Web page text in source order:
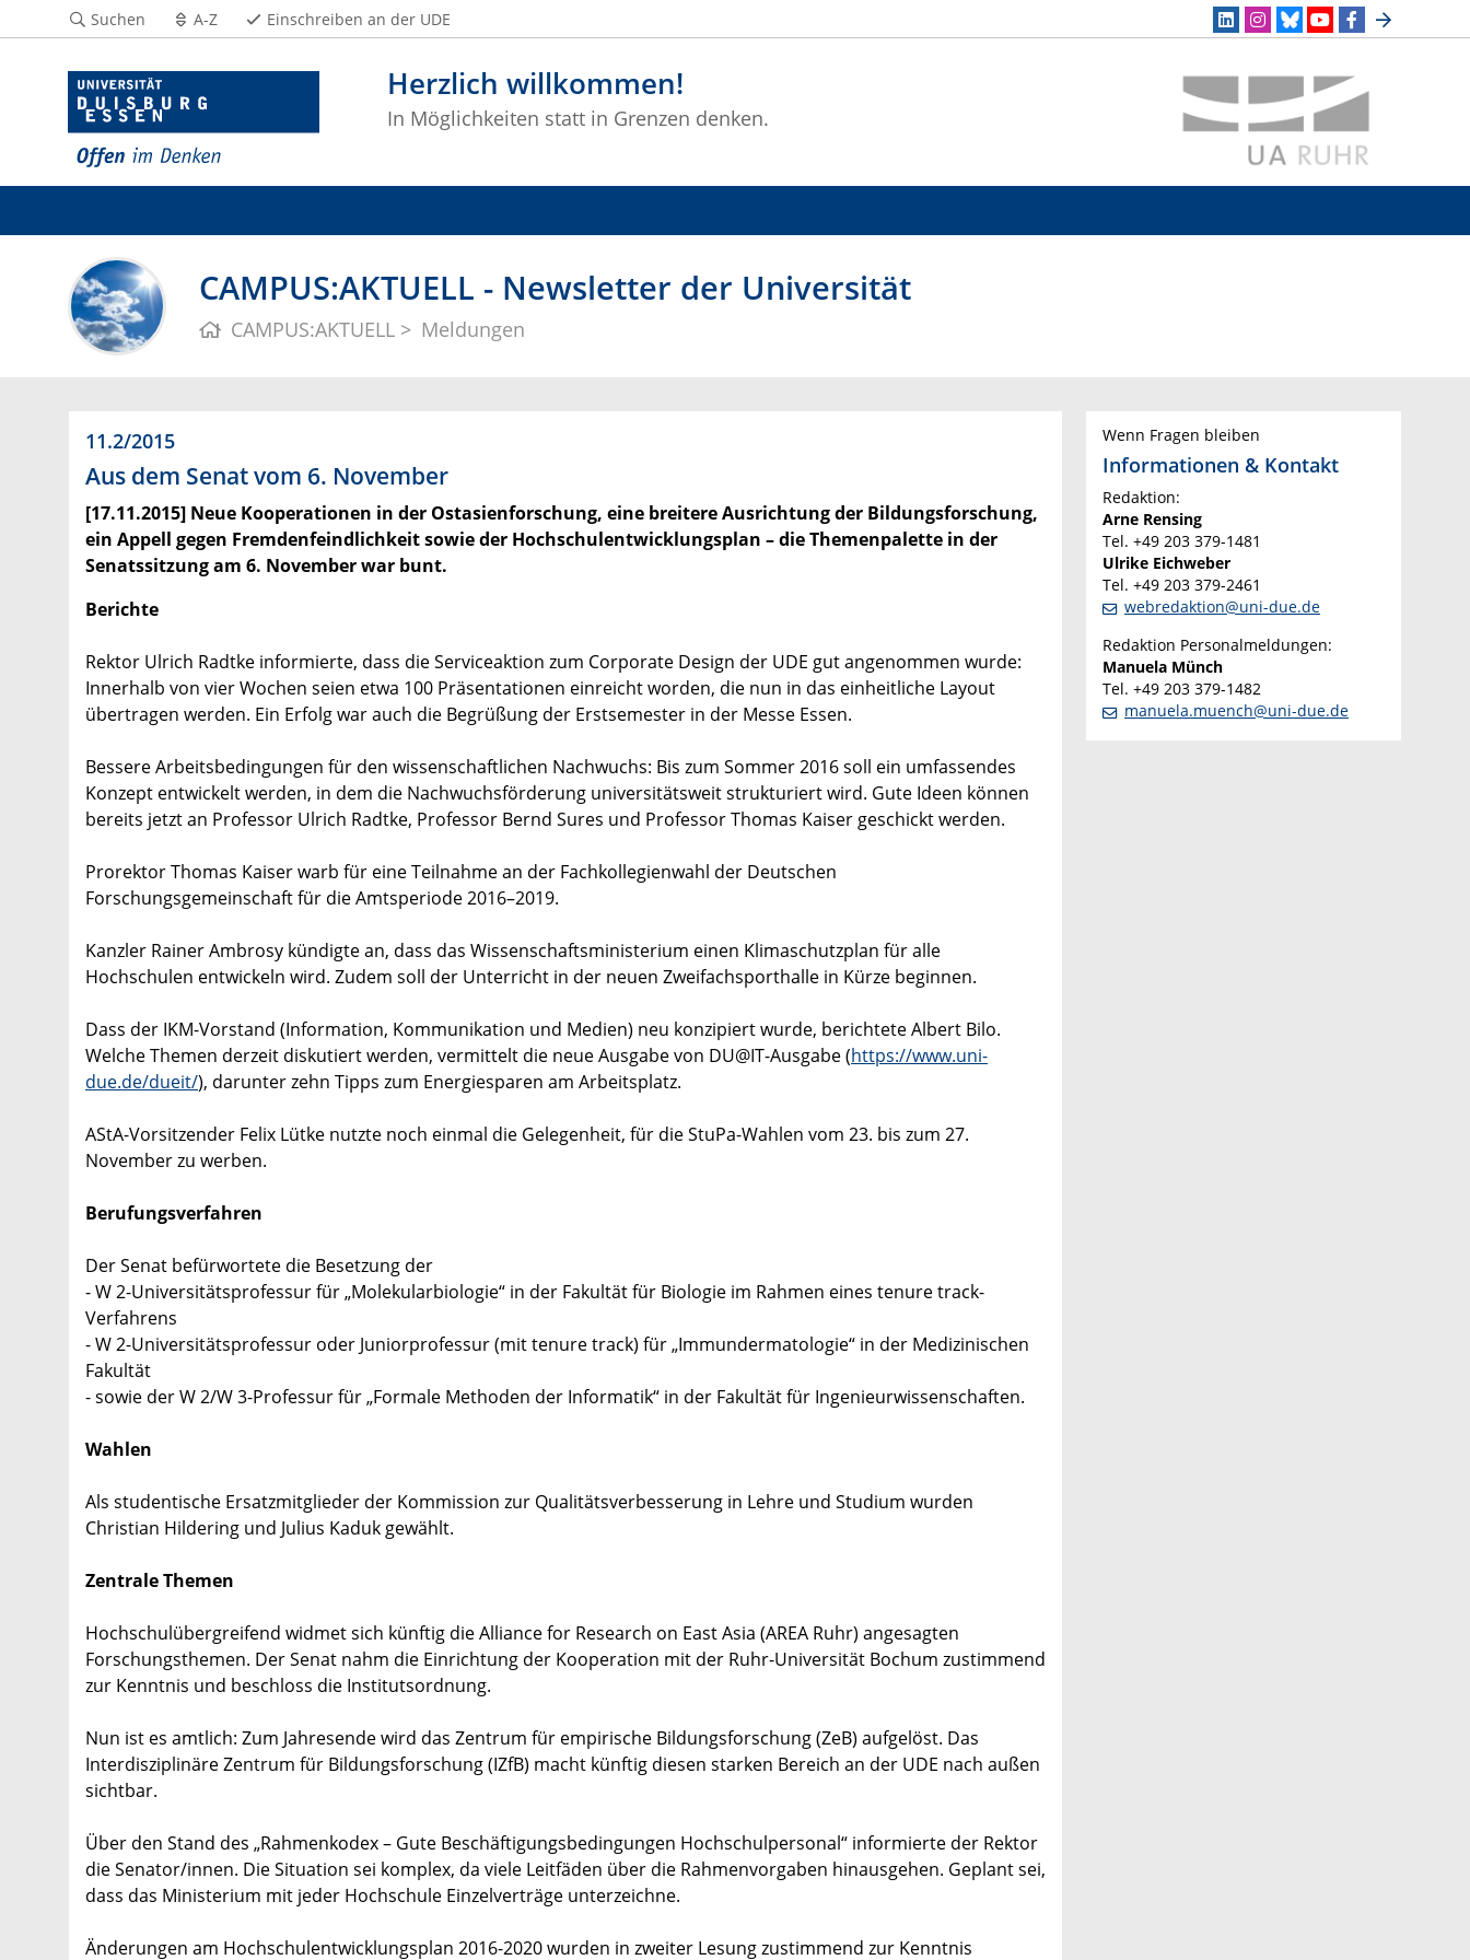
Herzlich willkommen!
In Möglichkeiten statt in Grenzen denken.
Suchen A-Z Einschreiben an der UDE
CAMPUS:AKTUELL - Newsletter der Universität
CAMPUS:AKTUELL Meldungen
11.2/2015
Aus dem Senat vom 6. November
[17.11.2015] Neue Kooperationen in der Ostasienforschung, eine breitere Ausrichtung der Bildungsforschung,
ein Appell gegen Fremdenfeindlichkeit sowie der Hochschulentwicklungsplan – die Themenpalette in der
Senatssitzung am 6. November war bunt.
Berichte
Rektor Ulrich Radtke informierte, dass die Serviceaktion zum Corporate Design der UDE gut angenommen wurde:
Innerhalb von vier Wochen seien etwa 100 Präsentationen einreicht worden, die nun in das einheitliche Layout
übertragen werden. Ein Erfolg war auch die Begrüßung der Erstsemester in der Messe Essen.
Bessere Arbeitsbedingungen für den wissenschaftlichen Nachwuchs: Bis zum Sommer 2016 soll ein umfassendes
Konzept entwickelt werden, in dem die Nachwuchsförderung universitätsweit strukturiert wird. Gute Ideen können
bereits jetzt an Professor Ulrich Radtke, Professor Bernd Sures und Professor Thomas Kaiser geschickt werden.
Prorektor Thomas Kaiser warb für eine Teilnahme an der Fachkollegienwahl der Deutschen
Forschungsgemeinschaft für die Amtsperiode 2016–2019.
Kanzler Rainer Ambrosy kündigte an, dass das Wissenschaftsministerium einen Klimaschutzplan für alle
Hochschulen entwickeln wird. Zudem soll der Unterricht in der neuen Zweifachsporthalle in Kürze beginnen.
Dass der IKM-Vorstand (Information, Kommunikation und Medien) neu konzipiert wurde, berichtete Albert Bilo.
Welche Themen derzeit diskutiert werden, vermittelt die neue Ausgabe von DU@IT-Ausgabe (https://www.uni-
due.de/dueit/), darunter zehn Tipps zum Energiesparen am Arbeitsplatz.
AStA-Vorsitzender Felix Lütke nutzte noch einmal die Gelegenheit, für die StuPa-Wahlen vom 23. bis zum 27.
November zu werben.
Berufungsverfahren
Der Senat befürwortete die Besetzung der
- W 2-Universitätsprofessur für „Molekularbiologie“ in der Fakultät für Biologie im Rahmen eines tenure track-
Verfahrens
- W 2-Universitätsprofessur oder Juniorprofessur (mit tenure track) für „Immundermatologie“ in der Medizinischen
Fakultät
- sowie der W 2/W 3-Professur für „Formale Methoden der Informatik“ in der Fakultät für Ingenieurwissenschaften.
Wahlen
Als studentische Ersatzmitglieder der Kommission zur Qualitätsverbesserung in Lehre und Studium wurden
Christian Hildering und Julius Kaduk gewählt.
Zentrale Themen
Hochschulübergreifend widmet sich künftig die Alliance for Research on East Asia (AREA Ruhr) angesagten
Forschungsthemen. Der Senat nahm die Einrichtung der Kooperation mit der Ruhr-Universität Bochum zustimmend
zur Kenntnis und beschloss die Institutsordnung.
Nun ist es amtlich: Zum Jahresende wird das Zentrum für empirische Bildungsforschung (ZeB) aufgelöst. Das
Interdisziplinäre Zentrum für Bildungsforschung (IZfB) macht künftig diesen starken Bereich an der UDE nach außen
sichtbar.
Über den Stand des „Rahmenkodex – Gute Beschäftigungsbedingungen Hochschulpersonal“ informierte der Rektor
die Senator/innen. Die Situation sei komplex, da viele Leitfäden über die Rahmenvorgaben hinausgehen. Geplant sei,
dass das Ministerium mit jeder Hochschule Einzelverträge unterzeichne.
Änderungen am Hochschulentwicklungsplan 2016-2020 wurden in zweiter Lesung zustimmend zur Kenntnis
Wenn Fragen bleiben
Informationen & Kontakt
Redaktion:
Arne Rensing
Tel. +49 203 379-1481
Ulrike Eichweber
Tel. +49 203 379-2461
webredaktion@uni-due.de
Redaktion Personalmeldungen:
Manuela Münch
Tel. +49 203 379-1482
manuela.muench@uni-due.de